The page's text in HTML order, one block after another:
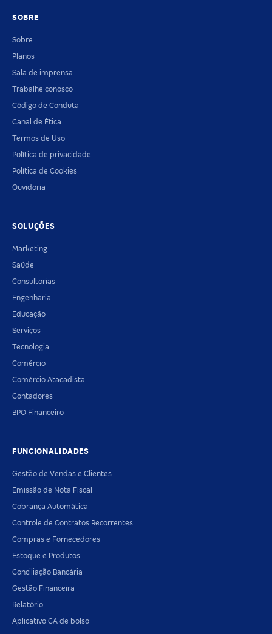
SOBRE
Sobre
Planos
Sala de imprensa
Trabalhe conosco
Código de Conduta
Canal de Ética
Termos de Uso
Política de privacidade
Política de Cookies
Ouvidoria
SOLUÇÕES
Marketing
Saúde
Consultorias
Engenharia
Educação
Serviços
Tecnologia
Comércio
Comércio Atacadista
Contadores
BPO Financeiro
FUNCIONALIDADES
Gestão de Vendas e Clientes
Emissão de Nota Fiscal
Cobrança Automática
Controle de Contratos Recorrentes
Compras e Fornecedores
Estoque e Produtos
Conciliação Bancária
Gestão Financeira
Relatório
Aplicativo CA de bolso